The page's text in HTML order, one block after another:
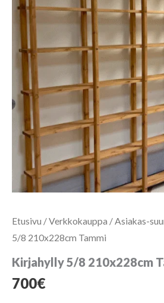
Etusivu /Verkkokauppa / Asiakas-
5/8 210x228cm Tammi
Kirjahylly 5/8 210x228cm
700€